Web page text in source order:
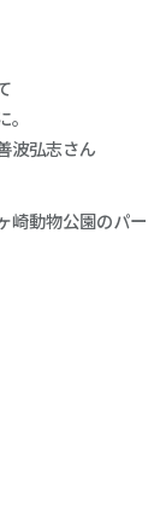
波弘志さん
崎動物公園のパー